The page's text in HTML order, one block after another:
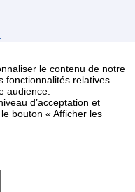
le contenu de notre
fonctionnalités relatives
audience.
d’acceptation et
bouton « Afficher les